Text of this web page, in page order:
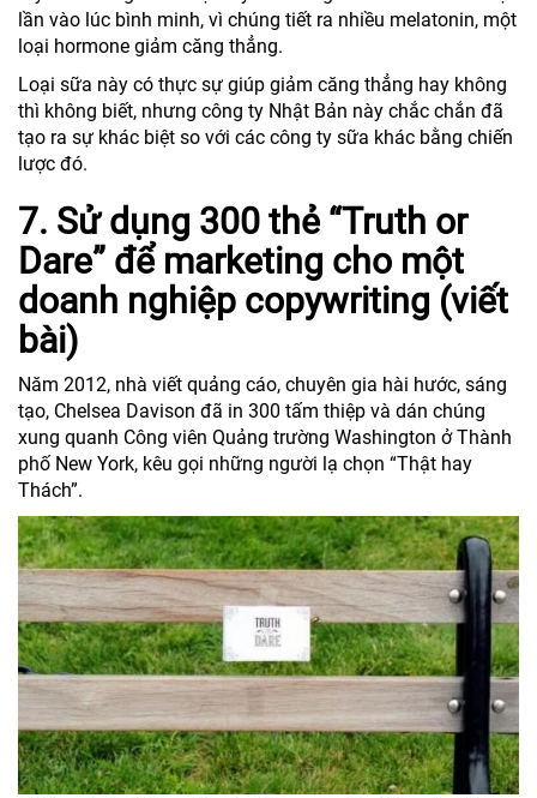
lần vào lúc bình minh, vì chúng tiết ra nhiều melatonin, một
loại hormone giảm căng thẳng.
Loại sữa này có thực sự giúp giảm căng thẳng hay không
thì không biết, nhưng công ty Nhật Bản này chắc chắn đã
tạo ra sự khác biệt so với các công ty sữa khác bằng chiến
lược đó.
7. Sử dụng 300 thẻ “Truth or
Dare” để marketing cho một
doanh nghiệp copywriting (viết
bài)
Năm 2012, nhà viết quảng cáo, chuyên gia hài hước, sáng
tạo, Chelsea Davison đã in 300 tấm thiệp và dán chúng
xung quanh Công viên Quảng trường Washington ở Thành
phố New York, kêu gọi những người lạ chọn “Thật hay
Thách”.